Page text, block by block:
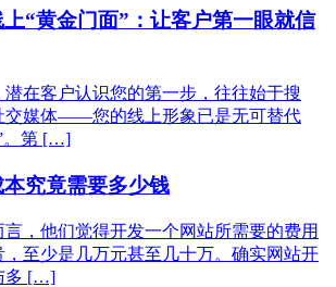
“黄金门面”：让客户第一眼就信
在客户认识您的第一步，往往始于搜
交媒体——您的线上形象已是无可替代
。第 […]
本究竟需要多少钱
言，他们觉得开发一个网站所需要的费用
，至少是几万元甚至几十万。确实网站开
多 […]